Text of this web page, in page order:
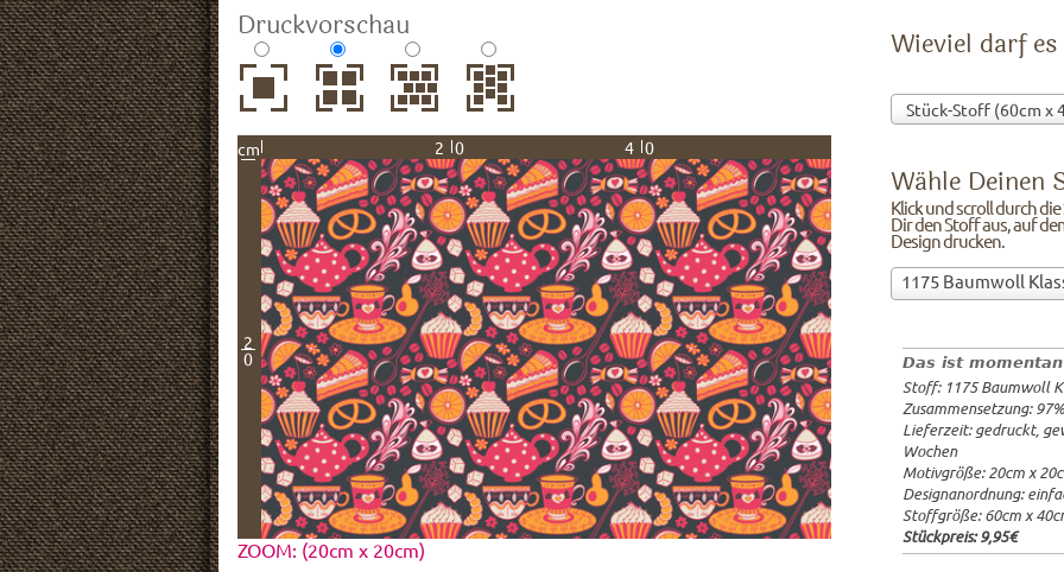
Das ist
Stoff: 1175 Baumwoll
Zusammensetzung:
Lieferzeit: gedruckt,
Wochen
Motivgröße: 20cm x
Designanordnung:
Stoffgröße: 60cm x
Stückpreis:9,95€
Druckvorschau
cm 20 40
2
0
ZOOM: (20cm x 20cm)
Wieviel darf es
Wähle Deinen
Klick und scroll durch
Dir den Stoff aus, auf
Design drucken.
1175 Baumwoll
Gewicht:
Lieferzeit:
20x20cm:
60x40cm:
ab 1m:
ab 10m:
ab 50m:
Wähle
Deinen
und
scroll
durch
die
Stoffübersicht
und
suche
Dir
den
Stoff